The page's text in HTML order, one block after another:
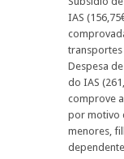
IAS
Despesa
do IAS
comprove
por motivo
menores,